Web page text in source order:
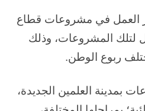
العمل في مشروعات قطاع
لتلك المشروعات، وذلك
ربوع الوطن.
بمدينة العلمين الجديدة،